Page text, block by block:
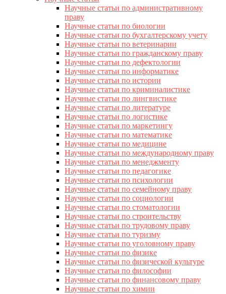
Научные статьи по административному
праву
Научные статьи по биологии
Научные статьи по бухгалтерскому учету
Научные статьи по ветеринарии
Научные статьи по гражданскому праву
Научные статьи по дефектологии
Научные статьи по информатике
Научные статьи по истории
Научные статьи по криминалистике
Научные статьи по лингвистике
Научные статьи по литературе
Научные статьи по логистике
Научные статьи по маркетингу
Научные статьи по математике
Научные статьи по медицине
Научные статьи по международному праву
Научные статьи по менеджменту
Научные статьи по педагогике
Научные статьи по психологии
Научные статьи по семейному праву
Научные статьи по социологии
Научные статьи по стоматологии
Научные статьи по строительству
Научные статьи по трудовому праву
Научные статьи по туризму
Научные статьи по уголовному праву
Научные статьи по физике
Научные статьи по физической культуре
Научные статьи по философии
Научные статьи по финансовому праву
Научные статьи по химии